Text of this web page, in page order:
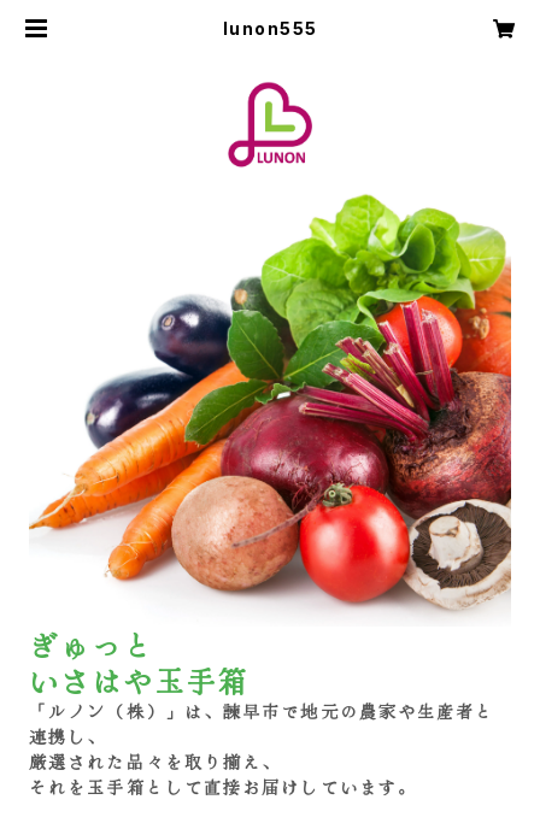
lunon555
ぎゅっと
いさはや玉手箱
「ルノン（株）」は、諫早市で地元の農家や生産者と
連携し、
厳選された品々を取り揃え、
それを玉手箱として直接お届けしています。